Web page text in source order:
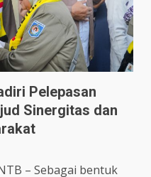
Pelepasan
Sinergitas dan
– Sebagai bentuk